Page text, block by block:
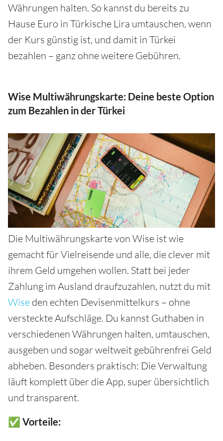
Währungen halten. So kannst du bereits zu
Hause Euro in Türkische Lira umtauschen, wenn
der Kurs günstig ist, und damit in Türkei
bezahlen – ganz ohne weitere Gebühren.
Wise Multiwährungskarte: Deine beste Option
zum Bezahlen in der Türkei
Die Multiwährungskarte von Wise ist wie
gemacht für Vielreisende und alle, die clever mit
ihrem Geld umgehen wollen. Statt bei jeder
Zahlung im Ausland draufzuzahlen, nutzt du mit
Wise den echten Devisenmittelkurs – ohne
versteckte Aufschläge. Du kannst Guthaben in
verschiedenen Währungen halten, umtauschen,
ausgeben und sogar weltweit gebührenfrei Geld
abheben. Besonders praktisch: Die Verwaltung
läuft komplett über die App, super übersichtlich
und transparent.
✅ Vorteile: